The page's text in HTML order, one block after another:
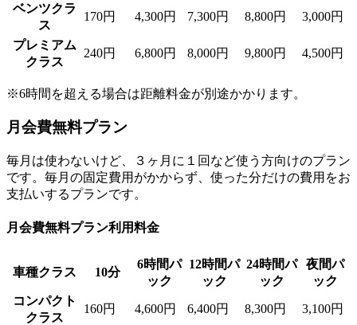
ベンツクラ
ス
170円 4,300円 7,300円 8,800円 3,000円
プレミアム
クラス
240円 6,800円 8,000円 9,800円 4,500円
※6時間を超える場合は距離料金が別途かかります。
月会費無料プラン
毎月は使わないけど、３ヶ月に１回など使う方向けのプラン
です。毎月の固定費用がかからず、使った分だけの費用をお
支払いするプランです。
月会費無料プラン利用料金
車種クラス 10分
6時間パ
ック
12時間パ
ック
24時間パ
ック
夜間パ
ック
コンパクト
クラス
160円 4,600円 6,400円 8,300円 3,100円